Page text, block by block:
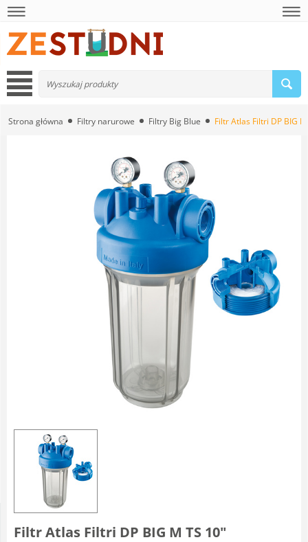
Strona główna Filtry narurowe Filtry Big Blue Filtr Atlas Filtri DP BIG
Filtr Atlas Filtri DP BIG M TS 10"